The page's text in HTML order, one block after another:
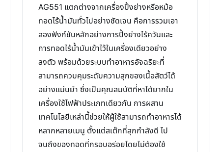
AG551 แตกต่างจากเครื่องปิ้งย่างหรือหม้อ
ทอดไร้น้ำมันทั่วไปอย่างชัดเจน คือการรวมเอา
สองฟังก์ชันหลักอย่างการปิ้งย่างไร้ควันและ
การทอดไร้น้ำมันเข้าไว้ในเครื่องเดียวอย่าง
ลงตัว พร้อมด้วยระบบทำอาหารอัจฉริยะที่
สามารถควบคุมระดับความสุกของเนื้อสัตว์ได้
อย่างแม่นยำ ซึ่งเป็นคุณสมบัติที่หาได้ยากใน
เครื่องใช้ไฟฟ้าประเภทเดียวกัน การผสาน
เทคโนโลยีเหล่านี้ช่วยให้ผู้ใช้สามารถทำอาหารได้
หลากหลายเมนู ตั้งแต่สเต๊กที่สุกกำลังดี ไป
จนถึงของทอดที่กรอบอร่อยโดยไม่ต้องใช้